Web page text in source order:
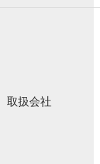
取扱会社